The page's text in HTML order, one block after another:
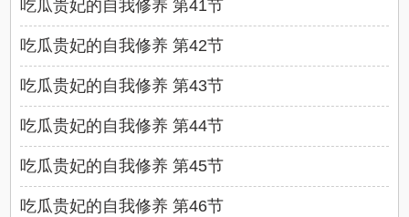
吃瓜贵妃的自我修养 第41节
吃瓜贵妃的自我修养 第42节
吃瓜贵妃的自我修养 第43节
吃瓜贵妃的自我修养 第44节
吃瓜贵妃的自我修养 第45节
吃瓜贵妃的自我修养 第46节